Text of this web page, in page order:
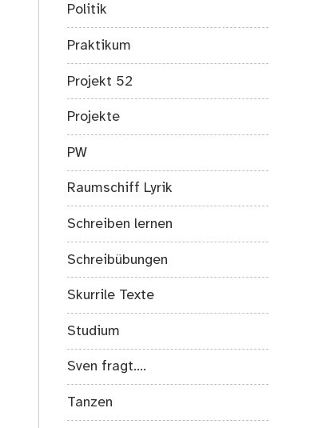
Politik
Praktikum
Projekt 52
Projekte
PW
Raumschiff Lyrik
Schreiben lernen
Schreibübungen
Skurrile Texte
Studium
Sven fragt….
Tanzen